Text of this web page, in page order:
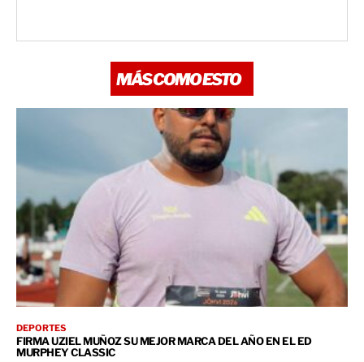
MÁS COMO ESTO
DEPORTES
FIRMA UZIEL MUÑOZ SU MEJOR MARCA DEL AÑO EN EL ED
MURPHEY CLASSIC